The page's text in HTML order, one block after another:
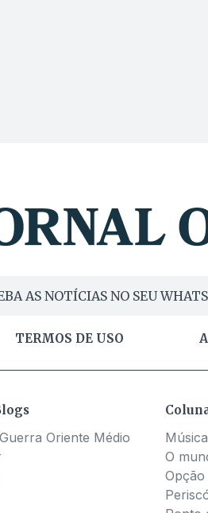
AS NOTÍCIAS NO SEU
TERMOS DE USO
Oriente Médio
Música
O